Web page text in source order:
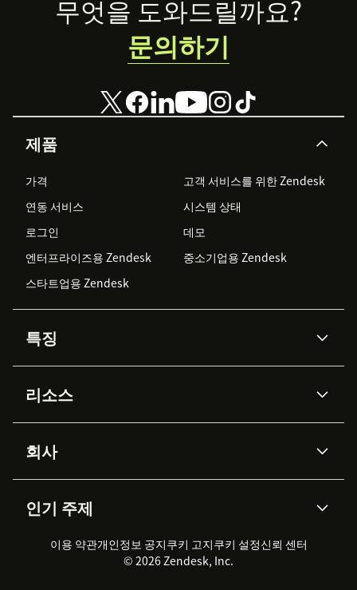
Footer
제품
가격
고객 서비스를 위한 Zendesk
연동 서비스
시스템 상태
로그인
데모
엔터프라이즈용 Zendesk
중소기업용 Zendesk
스타트업용 Zendesk
특징
Zendesk AI
Advanced Data Privacy &
Protection
지식창고
워크포스 관리
실시간 채팅
클라이언트 포털
리소스
API & 개발자
AI 리서치
이벤트 & 웨비나
고객 사례
회사
채용 정보
지속 가능성 보고서
Zendesk Foundation
법적 정보
인기 주제
2026 CX 트렌드
제품 업데이트
고객 서비스 소프트웨어
헬프 데스크 통합 티켓 관리 소
무엇을 도와드릴까요?
문의하기
이용 약관개인정보 공지쿠키 고지쿠키 설정신뢰 센터
© 2026 Zendesk, Inc.